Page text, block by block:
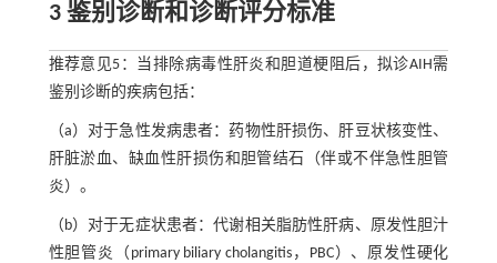
3 鉴别诊断和诊断评分标准
推荐意见5：当排除病毒性肝炎和胆道梗阻后，拟诊AIH需
鉴别诊断的疾病包括：
（a）对于急性发病患者：药物性肝损伤、肝豆状核变性、
肝脏淤血、缺血性肝损伤和胆管结石（伴或不伴急性胆管
炎）。
（b）对于无症状患者：代谢相关脂肪性肝病、原发性胆汁
性胆管炎（primary biliary cholangitis，PBC）、原发性硬化